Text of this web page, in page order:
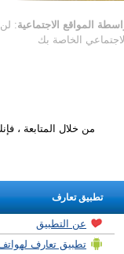
المواقع الاجتماعية:
الخاصة بك
من خلال المتابعة ،
تطبيق تعارف
عن التطبيق
تطبيق تعارف لهواتف